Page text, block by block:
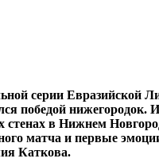
серии Евразийской
победой нижегородок.
стенах в Нижнем
матча и первые
Каткова.